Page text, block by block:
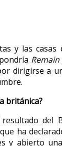
y las casas
Remain
dirigirse a
británica?
del
ha
y abierto